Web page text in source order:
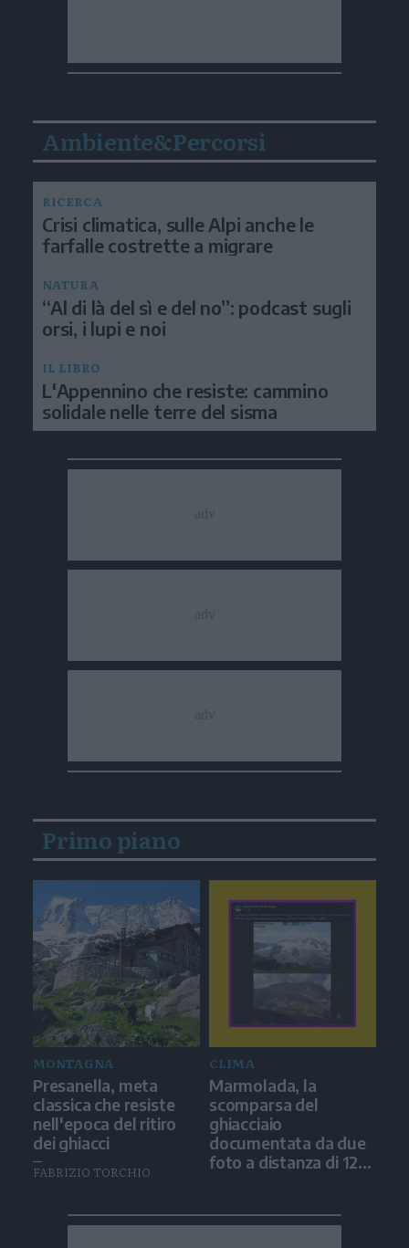
Ambiente&Percorsi
RICERCA
Crisi climatica, sulle Alpi anche le
farfalle costrette a migrare
NATURA
“Al di là del sì e del no”: podcast sugli
orsi, i lupi e noi
IL LIBRO
L'Appennino che resiste: cammino
solidale nelle terre del sisma
Primo piano
MONTAGNA
Presanella, meta
classica che resiste
nell'epoca del ritiro
dei ghiacci
FABRIZIO TORCHIO
CLIMA
Marmolada, la
scomparsa del
ghiacciaio
documentata da due
foto a distanza di 12